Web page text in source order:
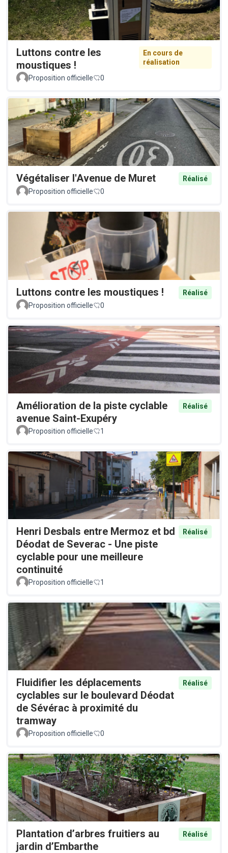
Luttons contre les
moustiques !
En cours de
réalisation
Proposition officielle
0
Végétaliser l'Avenue de Muret
Réalisé
Proposition officielle
0
Luttons contre les moustiques !
Réalisé
Proposition officielle
0
Amélioration de la piste cyclable
avenue Saint-Exupéry
Réalisé
Proposition officielle 1
Henri Desbals entre Mermoz et bd
Déodat de Severac - Une piste
cyclable pour une meilleure
continuité
Réalisé
Proposition officielle 1
Fluidifier les déplacements
cyclables sur le boulevard Déodat
de Sévérac à proximité du
tramway
Réalisé
Proposition officielle 0
Plantation d’arbres fruitiers au
jardin d’Embarthe
Réalisé